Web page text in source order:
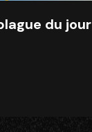
du jour